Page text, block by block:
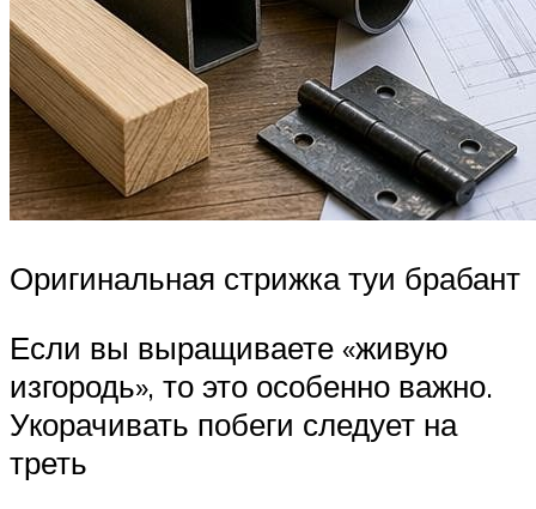
Оригинальная стрижка туи брабант
Если вы выращиваете «живую
изгородь», то это особенно важно.
Укорачивать побеги следует на
треть